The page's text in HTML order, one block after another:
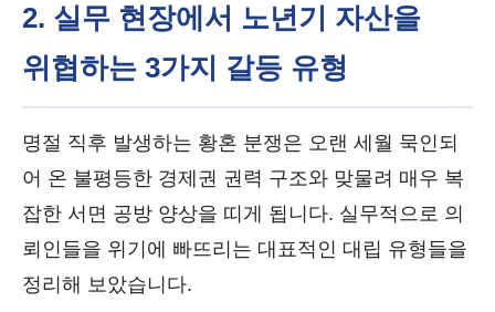
2. 실무 현장에서 노년기 자산을
위협하는 3가지 갈등 유형
명절 직후 발생하는 황혼 분쟁은 오랜 세월 묵인되
어 온 불평등한 경제권 권력 구조와 맞물려 매우 복
잡한 서면 공방 양상을 띠게 됩니다. 실무적으로 의
뢰인들을 위기에 빠뜨리는 대표적인 대립 유형들을
정리해 보았습니다.